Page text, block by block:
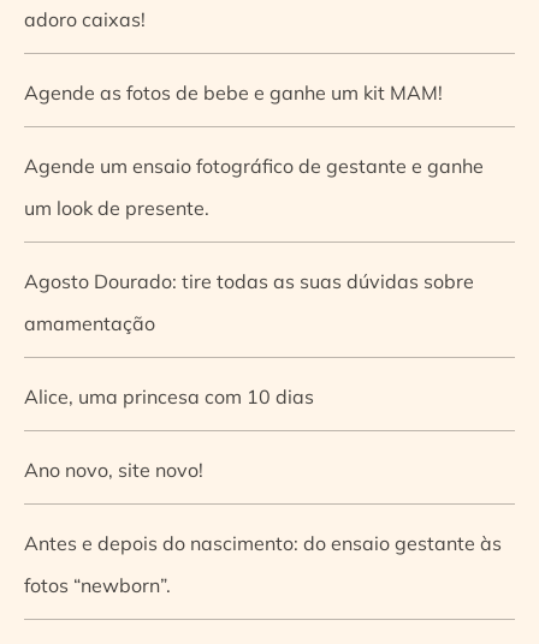
adoro caixas!
Agende as fotos de bebe e ganhe um kit MAM!
Agende um ensaio fotográfico de gestante e ganhe
um look de presente.
Agosto Dourado: tire todas as suas dúvidas sobre
amamentação
Alice, uma princesa com 10 dias
Ano novo, site novo!
Antes e depois do nascimento: do ensaio gestante às
fotos “newborn”.